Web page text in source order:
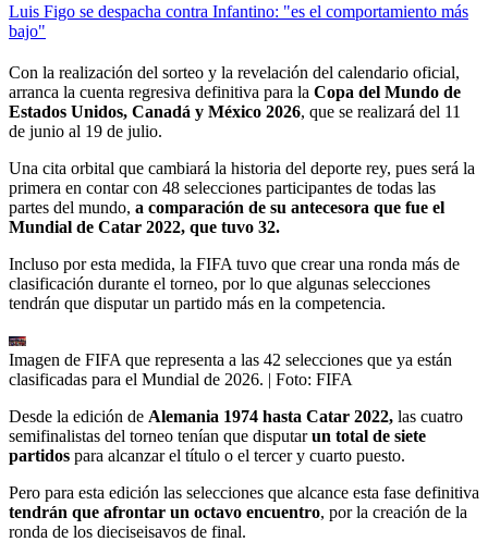
Luis Figo se despacha contra Infantino: "es el comportamiento más
bajo"
Con la realización del sorteo y la revelación del calendario oficial,
arranca la cuenta regresiva definitiva para la Copa del Mundo de
Estados Unidos, Canadá y México 2026, que se realizará del 11
de junio al 19 de julio.
Una cita orbital que cambiará la historia del deporte rey, pues será la
primera en contar con 48 selecciones participantes de todas las
partes del mundo, a comparación de su antecesora que fue el
Mundial de Catar 2022, que tuvo 32.
Incluso por esta medida, la FIFA tuvo que crear una ronda más de
clasificación durante el torneo, por lo que algunas selecciones
tendrán que disputar un partido más en la competencia.
Imagen de FIFA que representa a las 42 selecciones que ya están
clasificadas para el Mundial de 2026. | Foto: FIFA
Desde la edición de Alemania 1974 hasta Catar 2022, las cuatro
semifinalistas del torneo tenían que disputarun total de siete
partidos para alcanzar el título o el tercer y cuarto puesto.
Pero para esta edición las selecciones que alcance esta fase definitiva
tendrán que afrontar un octavo encuentro, por la creación de la
ronda de los dieciseisavos de final.